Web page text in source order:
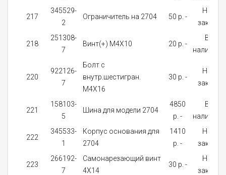
217
345529-
2
Ограничитель на 2704 50 p. -
На
заказ
218
251308-
7
Винт(+) M4X10 20 p. -
В
наличии
220
922126-
7
Болт с
внутр.шестигран.
M4X16
30 p. -
На
заказ
221
158103-
5
Шина для модели 2704
4850
p. -
В
наличии
222
345533-
1
Корпус основания для
2704
1410
p. -
На
заказ
223
266192-
7
Самонарезающий винт
4X14
30 p. -
На
заказ